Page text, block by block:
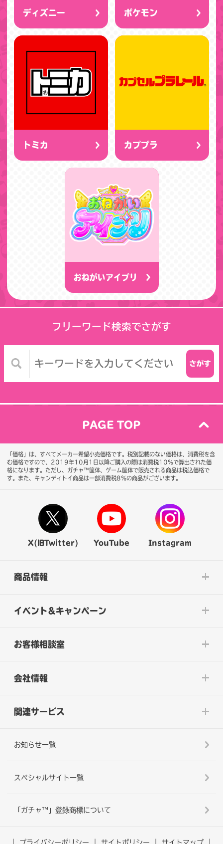
ディズニー ポケモン
トミカ カププラ
おねがいアイプリ
フリーワード検索でさがす
PAGE TOP
「価格」は、すべてメーカー希望小売価格です。税別記載のない価格は、消費税を含
む価格ですので、2019年10月1日以降ご購入の際は消費税10％で算出された価
格になります。 ただし、ガチャ™筐体、ゲーム筐体で販売される商品は税込価格で
す。また、キャンディトイ商品は一部消費税8％の商品がございます。
X(旧Twitter) YouTube Instagram
商品情報
イベント&キャンペーン
お客様相談室
会社情報
関連サービス
お知らせ一覧
スペシャルサイト一覧
「ガチャ™」登録商標について